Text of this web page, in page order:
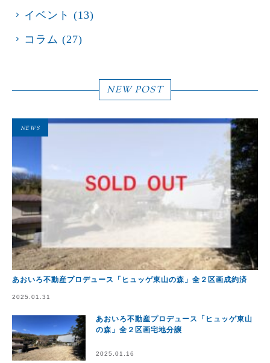
イベント (13)
コラム (27)
NEW POST
NEWS
あおいろ不動産プロデュース「ヒュッゲ東山の森」全２区画成約済
2025.01.31
あおいろ不動産プロデュース「ヒュッゲ東山
の森」全２区画宅地分譲
2025.01.16